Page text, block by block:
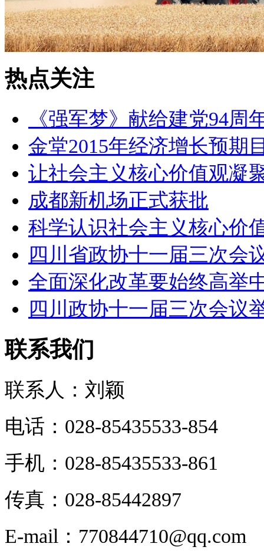
热点关注
《强军梦》献给建党94周
金堂2015年经济增长预期
让社会主义核心价值观凝
成都新机场正式获批
科学认识社会主义核心价
四川省政协十一届三次会
全面深化改革要始终高举
四川政协十一届三次会议
联系我们
联系人：刘颖
电话：028-85435533-854
手机：028-85435533-861
传真：028-85442897
E-mail：770844710@qq.com